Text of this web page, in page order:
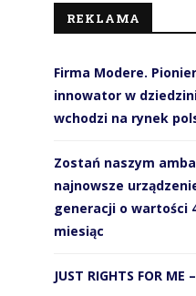
REKLAMA
Firma Modere.
innowator w
wchodzi na rynek
Zostań naszym
najnowsze
generacji o wartości
miesiąc
JUST RIGHTS FOR ME